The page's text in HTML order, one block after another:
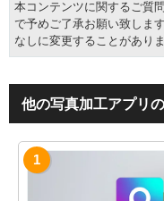
本コンテンツに関するご質
で予めご了承お願い致しま
なしに変更することがありま
他の写真加工アプリ